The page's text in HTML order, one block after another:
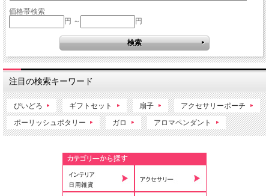
価格帯検索
円 ～
円
注目の検索キーワード
びいどろ ギフトセット 扇子 アクセサリーポーチ
ポーリッシュポタリー ガロ アロマペンダント